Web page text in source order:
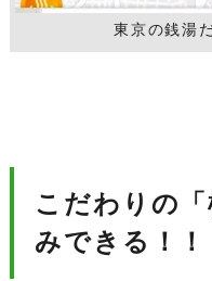
東京の銭湯
こだわりの
みできる！！